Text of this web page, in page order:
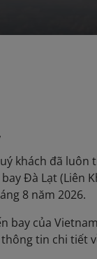
khách đã
Đà Lạt (Liên
8 năm 2026.
bay của
tin chi tiết